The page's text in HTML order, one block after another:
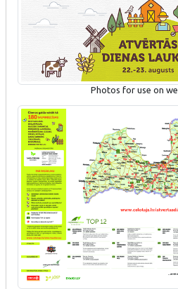
Photos for use on